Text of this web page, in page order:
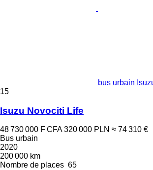
bus urbain
15
Isuzu Novociti Life
48 730 000 F CFA 320 000 PLN ≈ 74 310 €
Bus urbain
2020
200 000 km
Nombre de places 65